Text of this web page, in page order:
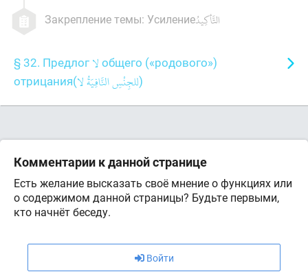
Закрепление темы: Усиление
§ 32. Предлог
общего («родового»)
отрицания(
)
Комментарии к данной странице
Есть желание высказать своё мнение о функциях или
о содержимом данной страницы? Будьте первыми,
кто начнёт беседу.
Войти